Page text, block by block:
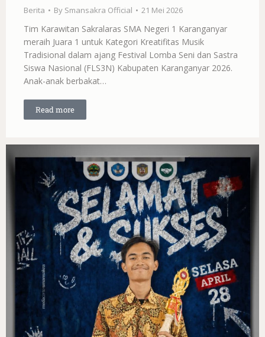
Berita By Smansakra Official 21 Mei 2026
Tim Karawitan Sakralaras SMA Negeri 1 Karanganyar
meraih Juara 1 untuk Kategori Kreatifitas Musik
Tradisional dalam ajang Festival Lomba Seni dan Sastra
Siswa Nasional (FLS3N) Kabupaten Karanganyar 2026.
Anak-anak berbakat…
Read more